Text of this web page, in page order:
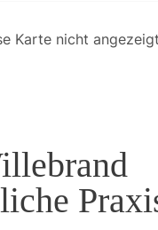
Karte nicht